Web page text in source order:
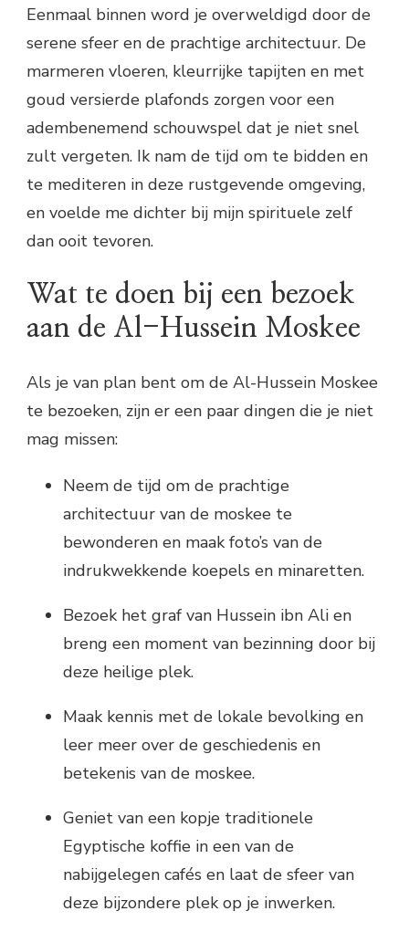
Eenmaal binnen word je overweldigd door de
serene sfeer en de prachtige architectuur. De
marmeren vloeren, kleurrijke tapijten en met
goud versierde plafonds zorgen voor een
adembenemend schouwspel dat je niet snel
zult vergeten. Ik nam de tijd om te bidden en
te mediteren in deze rustgevende omgeving,
en voelde me dichter bij mijn spirituele zelf
dan ooit tevoren.
Wat te doen bij een bezoek
aan de Al-Hussein Moskee
Als je van plan bent om de Al-Hussein Moskee
te bezoeken, zijn er een paar dingen die je niet
mag missen:
Neem de tijd om de prachtige
architectuur van de moskee te
bewonderen en maak foto’s van de
indrukwekkende koepels en minaretten.
Bezoek het graf van Hussein ibn Ali en
breng een moment van bezinning door bij
deze heilige plek.
Maak kennis met de lokale bevolking en
leer meer over de geschiedenis en
betekenis van de moskee.
Geniet van een kopje traditionele
Egyptische koffie in een van de
nabijgelegen cafés en laat de sfeer van
deze bijzondere plek op je inwerken.